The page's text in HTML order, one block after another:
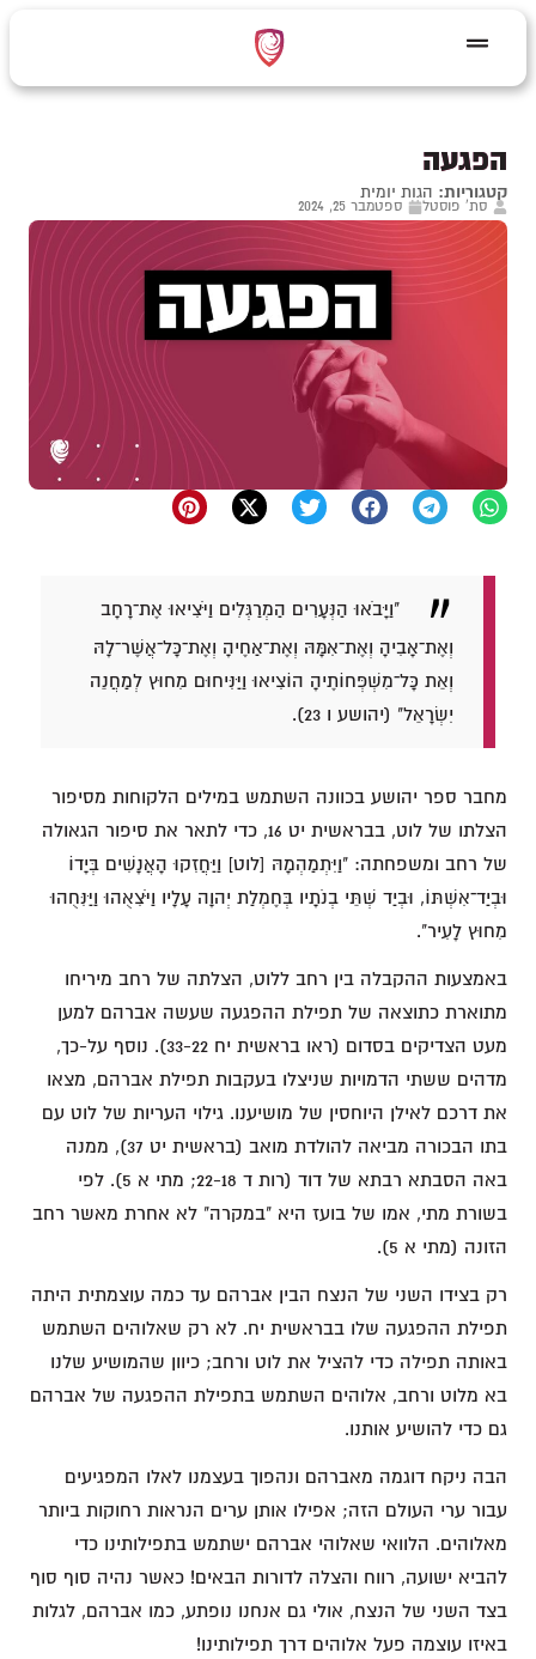
הפגעה
קטגוריות: הגות יומית
סת' פוסטל ספטמבר 25, 2024
"וַיָּבֹאוּ הַנְּעָרִים הַמְרַגְּלִים וַיֹּצִיאוּ אֶת־רָחָב
וְאֶת־אָבִיהָ וְאֶת־אִמָּהּ וְאֶת־אַחֶיהָ וְאֶת־כָּל־אֲשֶׁר־לָהּ
וְאֵת כָּל־מִשְׁפְּחוֹתֶיהָ הוֹצִיאוּ וַיַּנִּיחוּם מִחוּץ לְמַחֲנֵה
יִשְׂרָאֵל" (יהושע ו 23).
מחבר ספר יהושע בכוונה השתמש במילים הלקוחות מסיפור
הצלתו של לוט, בבראשית יט 16, כדי לתאר את סיפור הגאולה
של רחב ומשפחתה: "וַיִּתְמַהְמָהּ [לוט] וַיַּחֲזִקוּ הָאֲנָשִׁים בְּיָדוֹ
וּבְיַד־אִשְׁתּוֹ, וּבְיַד שְׁתֵּי בְנֹתָיו בְּחֶמְלַת יְהוָה עָלָיו וַיֹּצִאֻהוּ וַיַּנִּחֻהוּ
מִחוּץ לָעִיר".
באמצעות ההקבלה בין רחב ללוט, הצלתה של רחב מיריחו
מתוארת כתוצאה של תפילת ההפגעה שעשה אברהם למען
מעט הצדיקים בסדום (ראו בראשית יח 33-22). נוסף על-כך,
מדהים ששתי הדמויות שניצלו בעקבות תפילת אברהם, מצאו
את דרכם לאילן היוחסין של מושיענו. גילוי העריות של לוט עם
בתו הבכורה מביאה להולדת מואב (בראשית יט 37), ממנה
באה הסבתא רבתא של דוד (רות ד 22-18; מתי א 5). לפי
בשורת מתי, אמו של בועז היא "במקרה" לא אחרת מאשר רחב
הזונה (מתי א 5).
רק בצידו השני של הנצח הבין אברהם עד כמה עוצמתית היתה
תפילת ההפגעה שלו בבראשית יח. לא רק שאלוהים השתמש
באותה תפילה כדי להציל את לוט ורחב; כיוון שהמושיע שלנו
בא מלוט ורחב, אלוהים השתמש בתפילת ההפגעה של אברהם
גם כדי להושיע אותנו.
הבה ניקח דוגמה מאברהם ונהפוך בעצמנו לאלו המפגיעים
עבור ערי העולם הזה; אפילו אותן ערים הנראות רחוקות ביותר
מאלוהים. הלוואי שאלוהי אברהם ישתמש בתפילותינו כדי
להביא ישועה, רווח והצלה לדורות הבאים! כאשר נהיה סוף סוף
בצד השני של הנצח, אולי גם אנחנו נופתע, כמו אברהם, לגלות
באיזו עוצמה פעל אלוהים דרך תפילותינו!